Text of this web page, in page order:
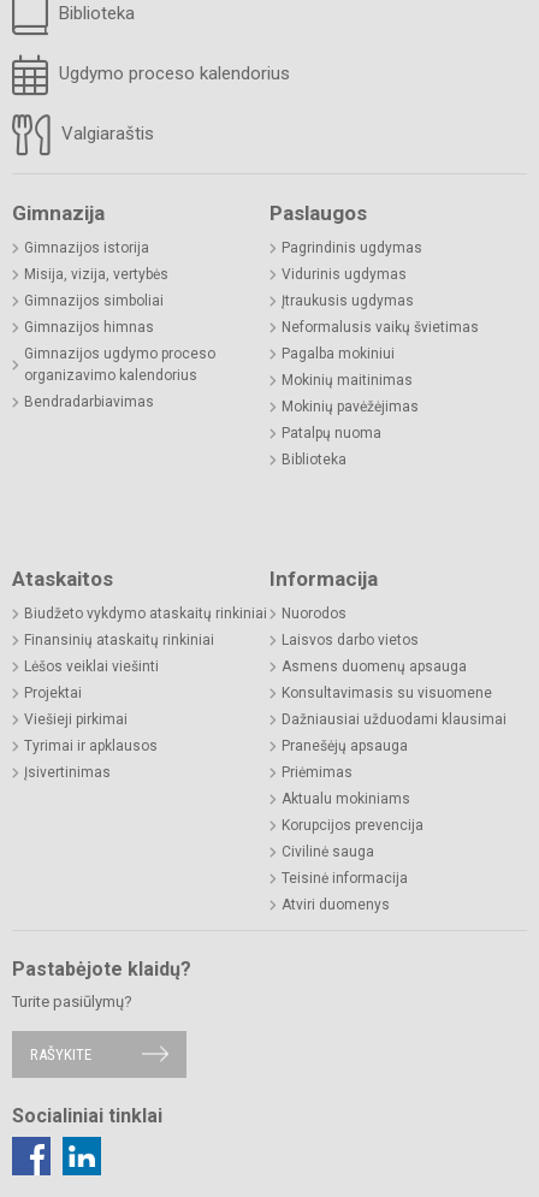
Biblioteka
Ugdymo proceso kalendorius
Valgiaraštis
Gimnazija
Gimnazijos istorija
Misija, vizija, vertybės
Gimnazijos simboliai
Gimnazijos himnas
Gimnazijos ugdymo proceso
organizavimo kalendorius
Bendradarbiavimas
Paslaugos
Pagrindinis ugdymas
Vidurinis ugdymas
Įtraukusis ugdymas
Neformalusis vaikų švietimas
Pagalba mokiniui
Mokinių maitinimas
Mokinių pavėžėjimas
Patalpų nuoma
Biblioteka
Ataskaitos
Biudžeto vykdymo ataskaitų rinkiniai
Finansinių ataskaitų rinkiniai
Lėšos veiklai viešinti
Projektai
Viešieji pirkimai
Tyrimai ir apklausos
Įsivertinimas
Informacija
Nuorodos
Laisvos darbo vietos
Asmens duomenų apsauga
Konsultavimasis su visuomene
Dažniausiai užduodami klausimai
Pranešėjų apsauga
Priėmimas
Aktualu mokiniams
Korupcijos prevencija
Civilinė sauga
Teisinė informacija
Atviri duomenys
Pastabėjote klaidų?
Turite pasiūlymų?
RAŠYKITE
Socialiniai tinklai